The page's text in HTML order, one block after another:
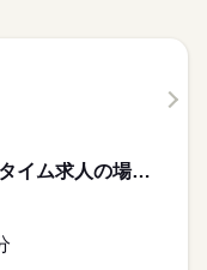
211,000円〜275,000円 ※フルタイム求人の場合は月額（換算額）、パート求人の場合は時間額を表示しています。